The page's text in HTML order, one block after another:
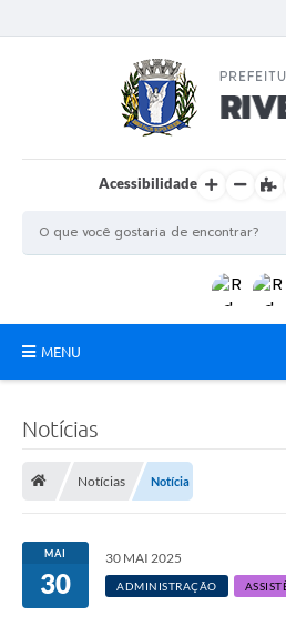
Acessibilidade
MENU
Departamentos
Diário Oficial
Notícias
Notícias Notícia
MAI
30
30 MAI 2025
ADMINISTRAÇÃO